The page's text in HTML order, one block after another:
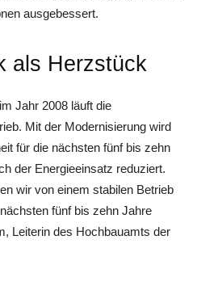
ausgebessert.
als Herzstück
Jahr 2008 läuft die
Mit der Modernisierung wird
für die nächsten fünf bis zehn
der Energieeinsatz reduziert.
wir von einem stabilen Betrieb
fünf bis zehn Jahre
Leiterin des Hochbauamts der